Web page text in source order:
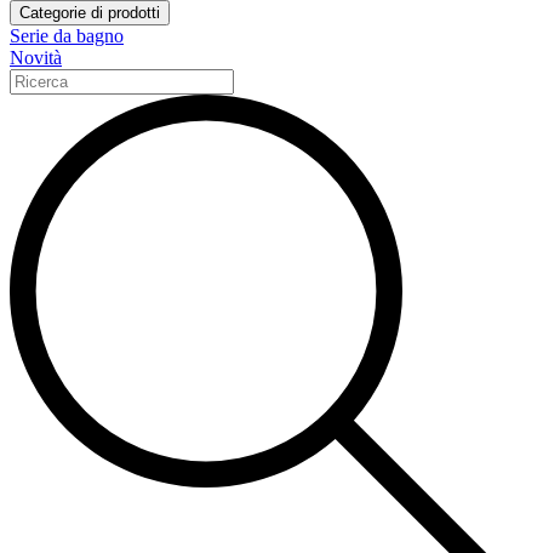
Categorie di prodotti
Serie da bagno
Novità